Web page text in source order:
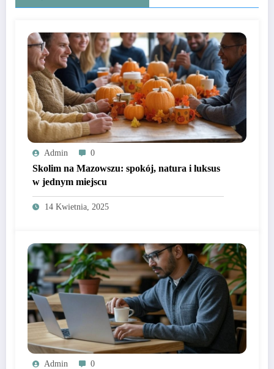
Admin 0
Skolim na Mazowszu: spokój, natura i luksus
w jednym miejscu
14 Kwietnia, 2025
Admin 0